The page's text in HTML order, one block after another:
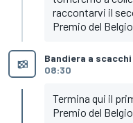
raccontarvi il
Premio del
Bandiera a scacchi
08:30
Termina qui il
Premio del